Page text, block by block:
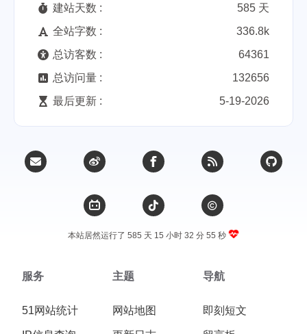
建站天数 :
585 天
全站字数 :
336.8k
总访客数 :
64361
总访问量 :
132656
最后更新 :
5-19-2026
本站居然运行了 585 天 15 小时 32 分 55 秒
服务
51网站统计
主题
网站地图
导航
即刻短文